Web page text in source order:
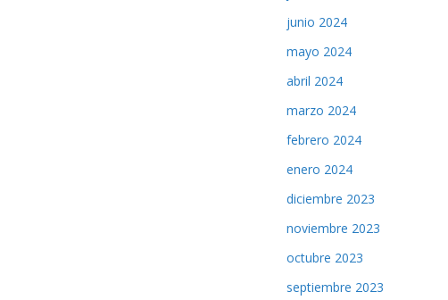
junio 2024
mayo 2024
abril 2024
marzo 2024
febrero 2024
enero 2024
diciembre 2023
noviembre 2023
octubre 2023
septiembre 2023